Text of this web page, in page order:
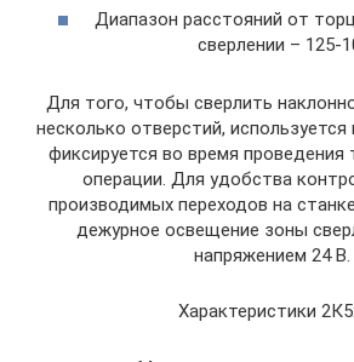
Диапазон расстояний от
сверлении – 125-
Для того, чтобы сверлить
несколько отверстий,
фиксируется во время проведения
операции. Для удобства
производимых переходов на
дежурное освещение зоны
напряжением 24 В.
Характеристики